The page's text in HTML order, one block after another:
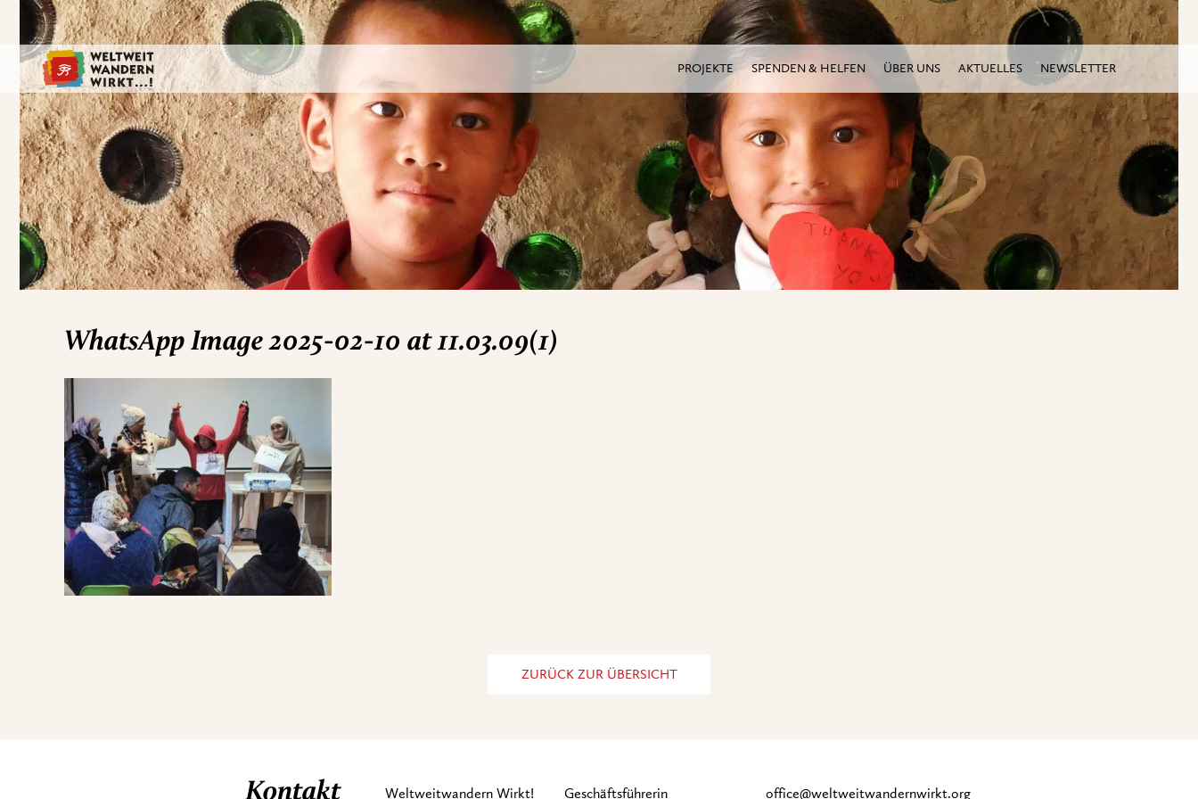
PROJEKTE SPENDEN & HELFEN ÜBER UNS AKTUELLES NEWSLETTER
WhatsApp Image 2025-02-10 at 11.03.09(1)
ZURÜCK ZUR ÜBERSICHT
Kontakt Weltweitwandern Wirkt! Geschäftsführerin office@weltweitwandernwirkt.org